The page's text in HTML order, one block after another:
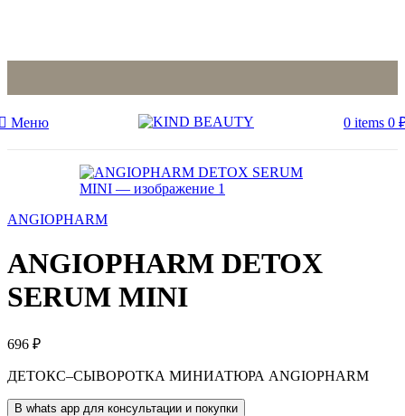
Меню 0 items 0
ANGIOPHARM
ANGIOPHARM DETOX
SERUM MINI
696 ₽
ДЕТОКС–СЫВОРОТКА МИНИАТЮРА ANGIOPHARM
В whats app для консультации и покупки